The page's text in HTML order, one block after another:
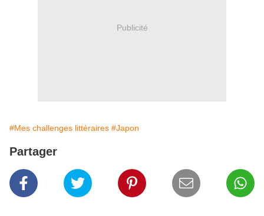
Publicité
#Mes challenges littéraires #Japon
Partager